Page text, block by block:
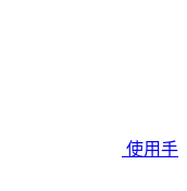
使用手